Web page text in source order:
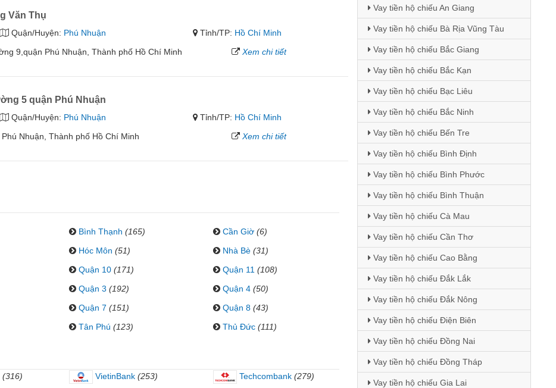
Văn Thụ
Quận/Huyện: Phú Nhuận Tỉnh/TP: Hồ Chí Minh
9,quận Phú Nhuận, Thành phố Hồ Chí Minh
Xem chi tiết
5 quận Phú Nhuận
Quận/Huyện: Phú Nhuận Tỉnh/TP: Hồ Chí Minh
Nhuận, Thành phố Hồ Chí Minh
Xem chi tiết
Bình Thạnh (165) Cần Giờ (6)
Hóc Môn (51) Nhà Bè (31)
Quận 10 (171) Quận 11 (108)
Quận 3 (192) Quận 4 (50)
Quận 7 (151) Quận 8 (43)
Tân Phú (123) Thủ Đức (111)
(316) VietinBank (253) Techcombank (279)
Vay tiền hộ chiếu An Giang
Vay tiền hộ chiếu Bà Rịa Vũng Tàu
Vay tiền hộ chiếu Bắc Giang
Vay tiền hộ chiếu Bắc Kạn
Vay tiền hộ chiếu Bạc Liêu
Vay tiền hộ chiếu Bắc Ninh
Vay tiền hộ chiếu Bến Tre
Vay tiền hộ chiếu Bình Định
Vay tiền hộ chiếu Bình Phước
Vay tiền hộ chiếu Bình Thuận
Vay tiền hộ chiếu Cà Mau
Vay tiền hộ chiếu Cần Thơ
Vay tiền hộ chiếu Cao Bằng
Vay tiền hộ chiếu Đắk Lắk
Vay tiền hộ chiếu Đắk Nông
Vay tiền hộ chiếu Điện Biên
Vay tiền hộ chiếu Đồng Nai
Vay tiền hộ chiếu Đồng Tháp
Vay tiền hộ chiếu Gia Lai